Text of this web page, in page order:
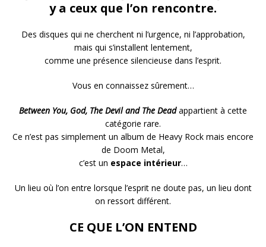
y a ceux que l’on rencontre.
Des disques qui ne cherchent ni l’urgence, ni l’approbation,
mais qui s’installent lentement,
comme une présence silencieuse dans l’esprit.
Vous en connaissez sûrement…
Between You, God, The Devil and The Deadappartient à cette
catégorie rare.
Ce n’est pas simplement un album de Heavy Rock mais encore
de Doom Metal,
c’est un espace intérieur…
Un lieu où l’on entre lorsque l’esprit ne doute pas, un lieu dont
on ressort différent.
CE QUE L’ON ENTEND